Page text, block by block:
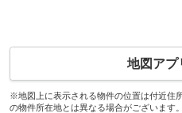
地図アプ
※地図上に表示される物件の位置は付近住
の物件所在地とは異なる場合がございます。